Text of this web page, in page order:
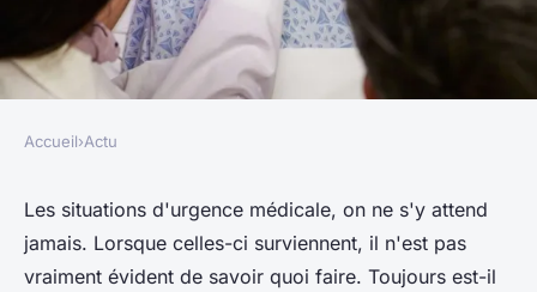
Que faire en cas d'urgence
médicale ?
Accueil›Actu
Les situations d'urgence médicale, on ne s'y attend
jamais. Lorsque celles-ci surviennent, il n'est pas
vraiment évident de savoir quoi faire. Toujours est-il